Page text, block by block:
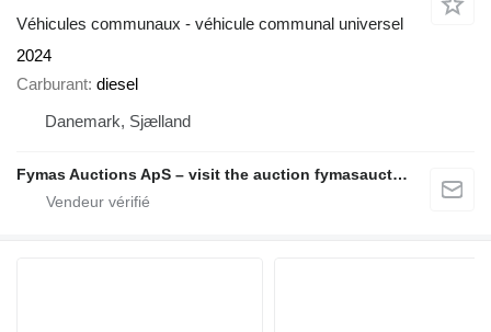
Véhicules communaux - véhicule communal universel
2024
Carburant diesel
Danemark, Sjælland
Fymas Auctions ApS – visit the auction fymasauctions.dk